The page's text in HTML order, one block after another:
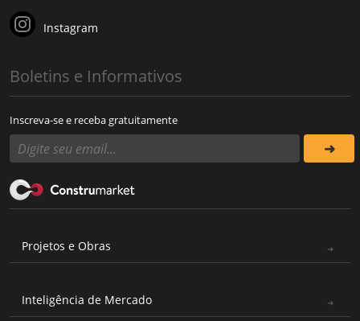
Instagram
Boletins e Informativos
Inscreva-se e receba gratuitamente
Projetos e Obras
Inteligência de Mercado